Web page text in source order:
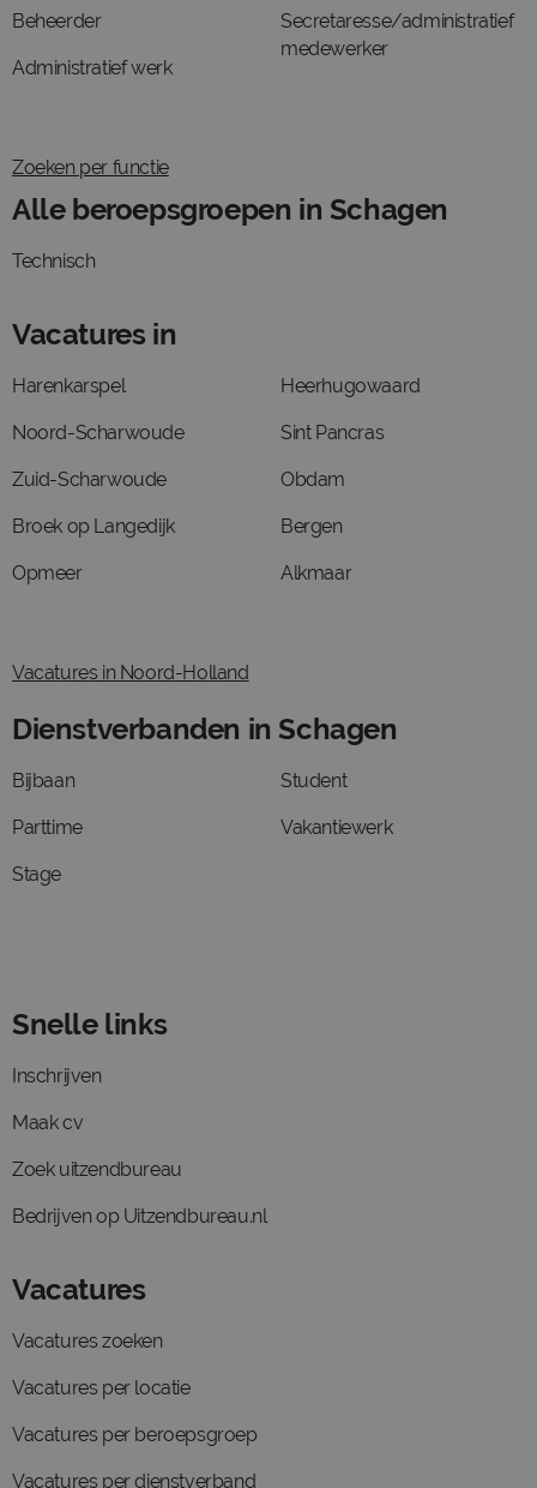
Beheerder
Administratief werk
Secretaresse/administratief
medewerker
Zoeken per functie
Alle beroepsgroepen in Schagen
Technisch
Vacatures in
Harenkarspel
Noord-Scharwoude
Zuid-Scharwoude
Broek op Langedijk
Opmeer
Heerhugowaard
Sint Pancras
Obdam
Bergen
Alkmaar
Vacatures in Noord-Holland
Dienstverbanden in Schagen
Bijbaan
Parttime
Stage
Student
Vakantiewerk
Snelle links
Inschrijven
Maak cv
Zoek uitzendbureau
Bedrijven op Uitzendbureau.nl
Vacatures
Vacatures zoeken
Vacatures per locatie
Vacatures per beroepsgroep
Vacatures per dienstverband